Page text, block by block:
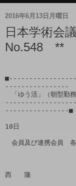
2016年6月13日月曜日
日本学術会
No.548 **
----------------
「ゆう活」（朝型勤
----------------■
平
10日
会員及び連携会員　
日
西　　隆